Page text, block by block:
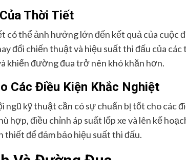
Thời Tiết
thể ảnh hưởng lớn đến kết quả của cuộc
đổi chiến thuật và hiệu suất thi đấu của
khiến đường đua trở nên khó khăn hơn.
Các Điều Kiện Khắc Nghiệt
ngũ kỹ thuật cần có sự chuẩn bị tốt cho các
hợp, điều chỉnh áp suất lốp xe và lên kế
thiết để đảm bảo hiệu suất thi đấu.